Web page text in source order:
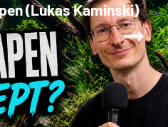
(Lukas Kaminski)